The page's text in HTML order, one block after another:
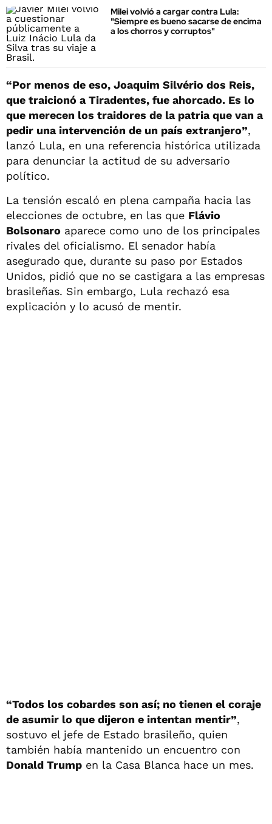
Milei volvió a cargar contra Lula:
"Siempre es bueno sacarse de encima
a los chorros y corruptos"
“Por menos de eso, Joaquim Silvério dos Reis,
que traicionó a Tiradentes, fue ahorcado. Es lo
que merecen los traidores de la patria que van a
pedir una intervención de un país extranjero”,
lanzó Lula, en una referencia histórica utilizada
para denunciar la actitud de su adversario
político.
La tensión escaló en plena campaña hacia las
elecciones de octubre, en las que Flávio
Bolsonaro aparece como uno de los principales
rivales del oficialismo. El senador había
asegurado que, durante su paso por Estados
Unidos, pidió que no se castigara a las empresas
brasileñas. Sin embargo, Lula rechazó esa
explicación y lo acusó de mentir.
“Todos los cobardes son así; no tienen el coraje
de asumir lo que dijeron e intentan mentir”,
sostuvo el jefe de Estado brasileño, quien
también había mantenido un encuentro con
Donald Trump en la Casa Blanca hace un mes.